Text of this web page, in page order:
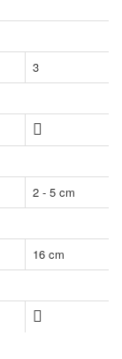
3
2 - 5 cm
16 cm